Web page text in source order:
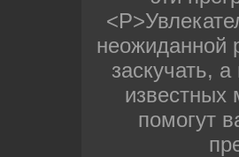
неожиданной
заскучать,
известных
помогут